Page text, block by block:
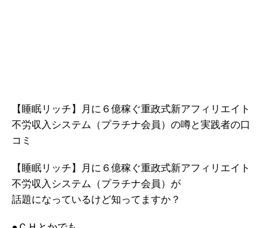
【睡眠リッチ】月に６億稼ぐ重政式新アフィリエイト
不労収入システム（プラチナ会員）の噂と実践者の口
コミ
【睡眠リッチ】月に６億稼ぐ重政式新アフィリエイト
不労収入システム（プラチナ会員）が
話題になっているけど知ってますか？